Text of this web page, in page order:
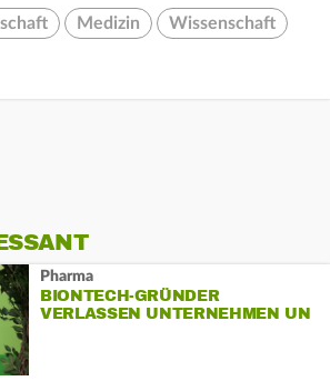
Medizin Wissenschaft
Pharma
BIONTECH-GRÜNDER
VERLASSEN UNTERNEHMEN UN